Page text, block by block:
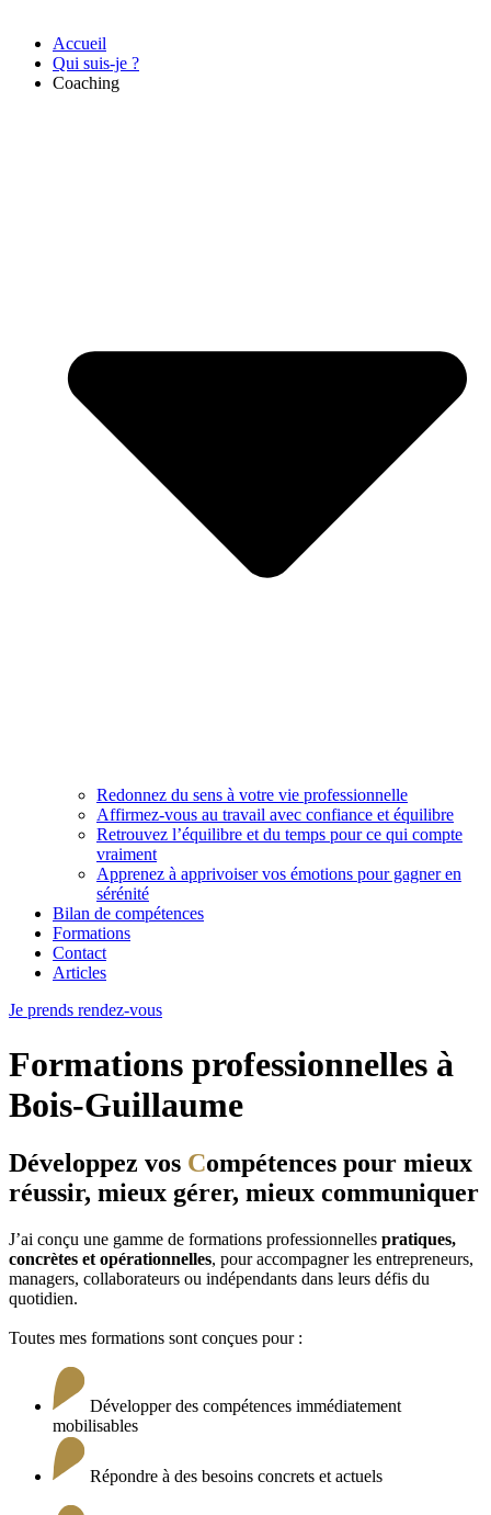
Accueil
Qui suis-je ?
Coaching
Redonnez du sens à votre vie professionnelle
Affirmez-vous au travail avec confiance et équilibre
Retrouvez l’équilibre et du temps pour ce qui compte
vraiment
Apprenez à apprivoiser vos émotions pour gagner en
sérénité
Bilan de compétences
Formations
Contact
Articles
Je prends rendez-vous
Formations professionnelles à
Bois-Guillaume
Développez vos Compétences pour mieux
réussir, mieux gérer, mieux communiquer
J’ai conçu une gamme de formations professionnelles pratiques,
concrètes et opérationnelles, pour accompagner les entrepreneurs,
managers, collaborateurs ou indépendants dans leurs défis du
quotidien.
Toutes mes formations sont conçues pour :
Développer des compétences immédiatement
mobilisables
Répondre à des besoins concrets et actuels